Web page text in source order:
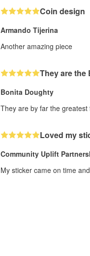
Coin design
Armando Tijerina
Another amazing piece
They are the
Bonita Doughty
They are by far the greatest
Loved my
Community Uplift
My sticker came on time